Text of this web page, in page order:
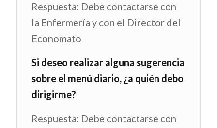
Respuesta: Debe contactarse con
la Enfermería y con el Director del
Economato
Si deseo realizar alguna sugerencia
sobre el menú diario, ¿a quién debo
dirigirme?
Respuesta: Debe contactarse con